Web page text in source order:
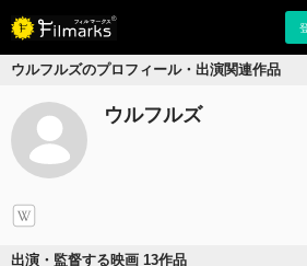
ウルフルズのプロフィール・出演関連作品
ウルフルズ
出演・監督する映画 13作品